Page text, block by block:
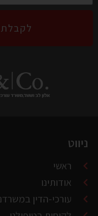
עורכי-הדין במשרדנו
צור קשר